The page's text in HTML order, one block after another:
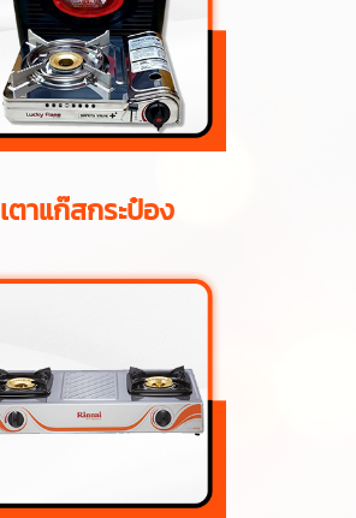
เตาแก๊สกระป๋อง